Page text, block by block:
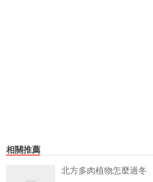
相關推薦
北方多肉植物怎麼過冬